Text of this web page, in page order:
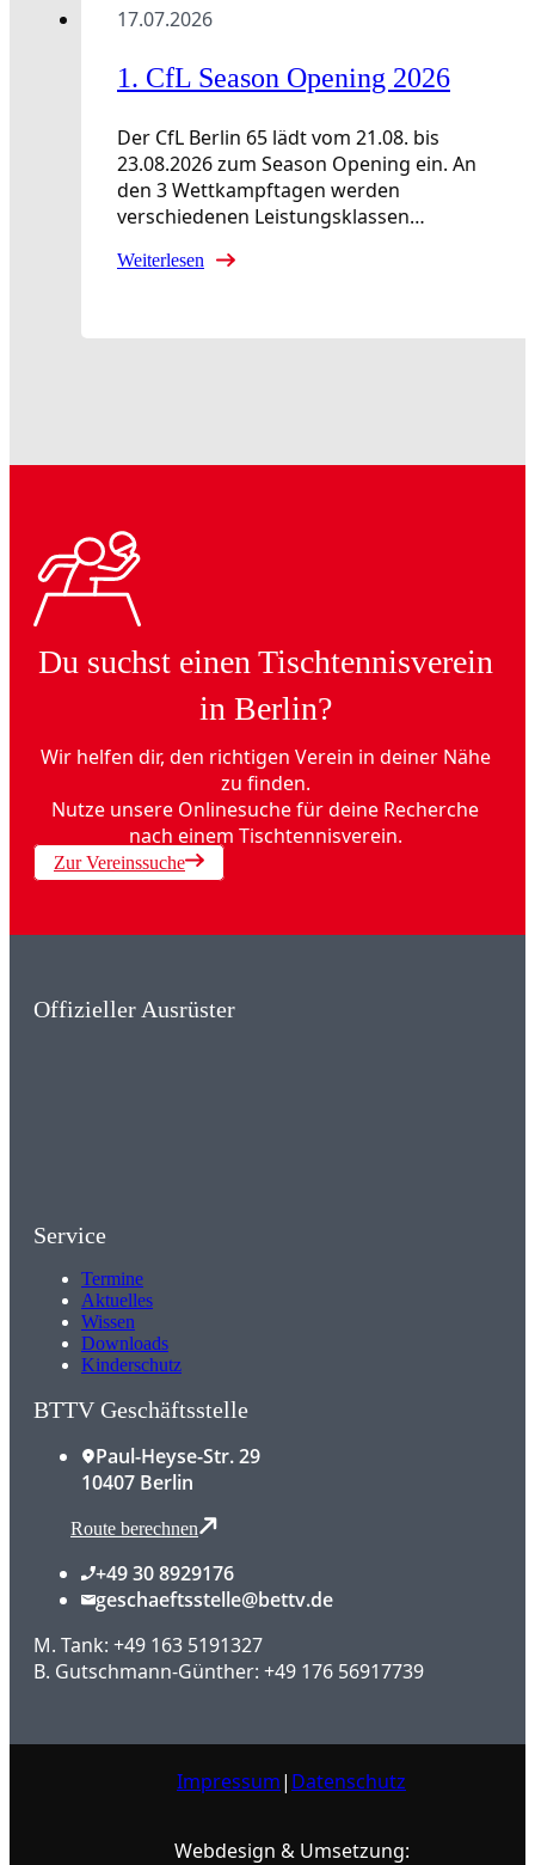
17.07.2026
1. CfL Season Opening 2026
Der CfL Berlin 65 lädt vom 21.08. bis
23.08.2026 zum Season Opening ein. An
den 3 Wettkampftagen werden
verschiedenen Leistungsklassen…
Weiterlesen
Du suchst einen Tischtennisverein
in Berlin?
Wir helfen dir, den richtigen Verein in deiner Nähe
zu finden.
Nutze unsere Onlinesuche für deine Recherche
nach einem Tischtennisverein.
Zur Vereinssuche
Offizieller Ausrüster
Service
Termine
Aktuelles
Wissen
Downloads
Kinderschutz
BTTV Geschäftsstelle
Paul-Heyse-Str. 29
10407 Berlin
Route berechnen
+49 30 8929176
geschaeftsstelle@bettv.de
M. Tank: +49 163 5191327
B. Gutschmann-Günther: +49 176 56917739
Impressum| Datenschutz
Webdesign & Umsetzung: